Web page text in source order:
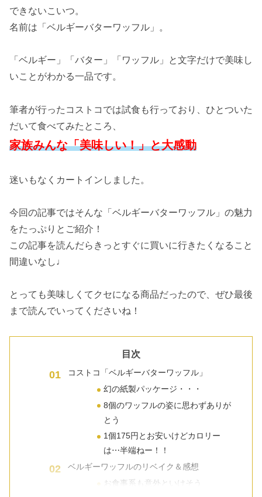
できないこいつ。
名前は「ベルギーバターワッフル」。
「ベルギー」「バター」「ワッフル」と文字だけで美味し
いことがわかる一品です。
筆者が行ったコストコでは試食も行っており、ひとついた
だいて食べてみたところ、
家族みんな「美味しい！」と大感動
迷いもなくカートインしました。
今回の記事ではそんな「ベルギーバターワッフル」の魅力
をたっぷりとご紹介！
この記事を読んだらきっとすぐに買いに行きたくなること
間違いなし♩
とっても美味しくてクセになる商品だったので、ぜひ最後
まで読んでいってくださいね！
目次
コストコ「ベルギーバターワッフル」
幻の紙製パッケージ・・・
8個のワッフルの姿に思わずありが
とう
1個175円とお安いけどカロリー
は⋯半端ねー！！
ベルギーワッフルのリベイク＆感想
お食事系も意外といけそう